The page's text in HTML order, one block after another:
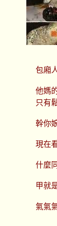
包廂
他媽
只有
幹你
現在
什麼
甲就
氣氣